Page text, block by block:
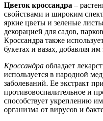
Цветок кроссандра –
свойствами и широким
яркие цветы и зеленые
декорацией для садов,
Кроссандра также
букетах и вазах, добавляя
Кроссандра обладает
используется в народной
заболеваний. Ее экстракт
противовоспалительное и
способствует укреплению
организма от вирусов и